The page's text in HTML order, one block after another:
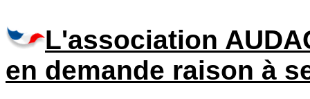
L'association
en demande raison à